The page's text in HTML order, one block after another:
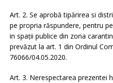
Art. 2. Se aprobă tipărirea si
pe propria răspundere, pentru
in spații publice din zona
prevăzut la art. 1 din Ordinul
76066/04.05.2020.
Art. 3. Nerespectarea prezentei